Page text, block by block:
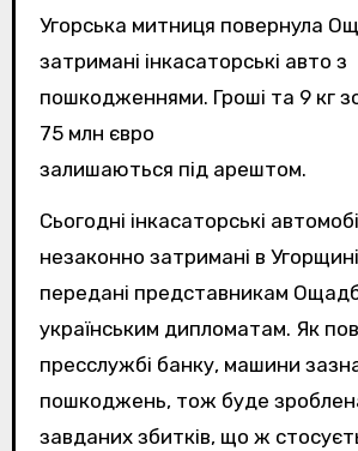
Угорська митниця повернула Ощадбанку
затримані інкасаторські авто з
пошкодженнями. Гроші та 9 кг
75 млн євро
залишаються під арештом.
Сьогодні інкасаторські автомобілі, які були
незаконно затримані в
передані представникам
українським дипломатам. Як
пресслужбі банку, машини
пошкоджень, тож буде
завданих збитків, що ж